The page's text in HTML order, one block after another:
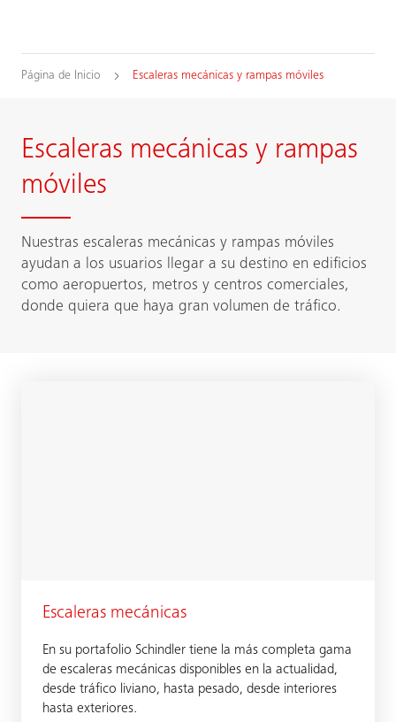
Página de Inicio Escaleras mecánicas y rampas móviles
Escaleras mecánicas y rampas
móviles
Nuestras escaleras mecánicas y rampas móviles
ayudan a los usuarios llegar a su destino en edificios
como aeropuertos, metros y centros comerciales,
donde quiera que haya gran volumen de tráfico.
Escaleras mecánicas
En su portafolio Schindler tiene la más completa gama
de escaleras mecánicas disponibles en la actualidad,
desde tráfico liviano, hasta pesado, desde interiores
hasta exteriores.